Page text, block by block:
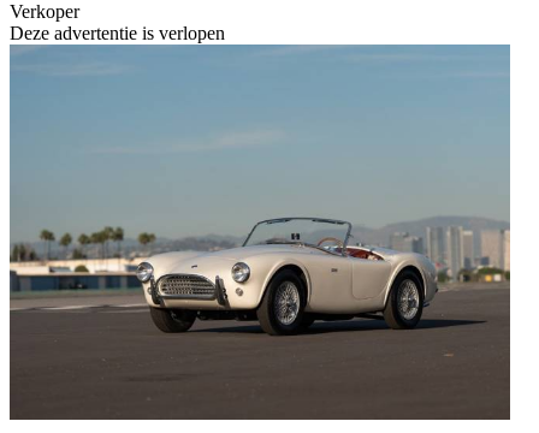
Verkoper
Deze advertentie is verlopen